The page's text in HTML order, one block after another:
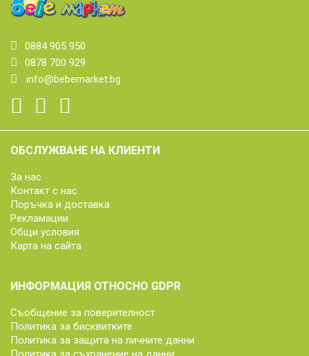
0884 905 950
0878 700 929
info@bebemarket.bg
ОБСЛУЖВАНЕ НА КЛИЕНТИ
За нас
Контакт с нас
Поръчка и доставка
Рекламации
Общи условия
Карта на сайта
ИНФОРМАЦИЯ ОТНОСНО GDPR
Съобщение за поверителност
Политика за бисквитките
Политика за защита на личните данни